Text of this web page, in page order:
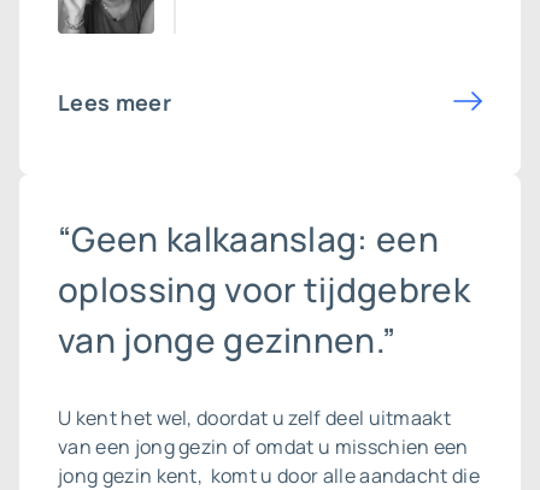
Lees meer
“Geen kalkaanslag: een
oplossing voor tijdgebrek
van jonge gezinnen.”
U kent het wel, doordat u zelf deel uitmaakt
van een jong gezin of omdat u misschien een
jong gezin kent, komt u door alle aandacht die